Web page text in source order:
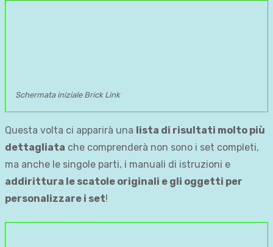
Schermata iniziale Brick Link
Questa volta ci apparirà una lista di risultati molto più
dettagliata che comprenderà non sono i set completi,
ma anche le singole parti, i manuali di istruzioni e
addirittura le scatole originali e gli oggetti per
personalizzare i set!